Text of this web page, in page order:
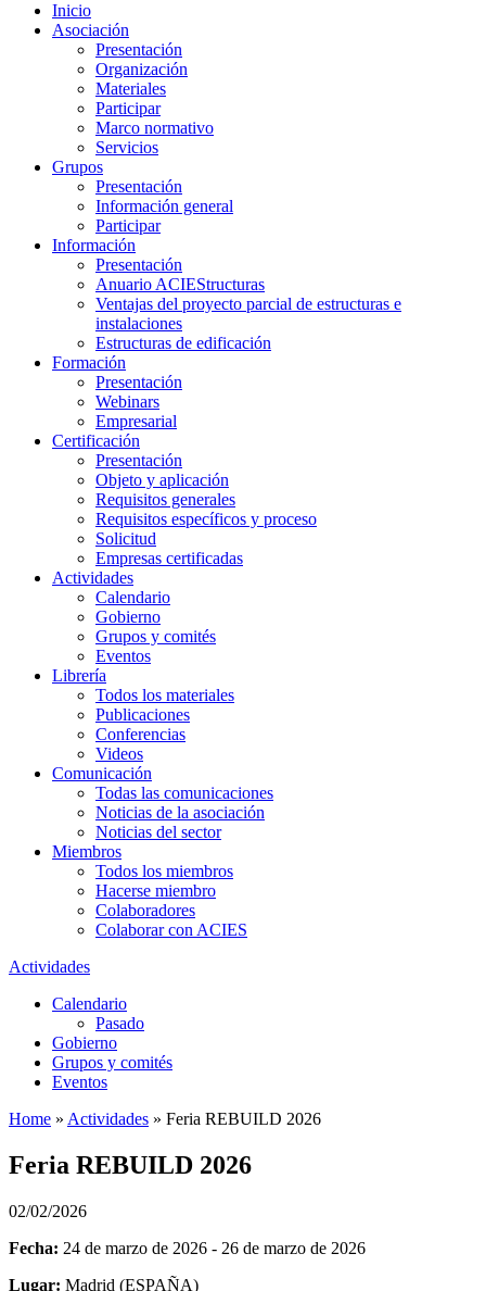
Inicio
Asociación
Presentación
Organización
Materiales
Participar
Marco normativo
Servicios
Grupos
Presentación
Información general
Participar
Información
Presentación
Anuario ACIEStructuras
Ventajas del proyecto parcial de estructuras e
instalaciones
Estructuras de edificación
Formación
Presentación
Webinars
Empresarial
Certificación
Presentación
Objeto y aplicación
Requisitos generales
Requisitos específicos y proceso
Solicitud
Empresas certificadas
Actividades
Calendario
Gobierno
Grupos y comités
Eventos
Librería
Todos los materiales
Publicaciones
Conferencias
Videos
Comunicación
Todas las comunicaciones
Noticias de la asociación
Noticias del sector
Miembros
Todos los miembros
Hacerse miembro
Colaboradores
Colaborar con ACIES
Actividades
Calendario
Pasado
Gobierno
Grupos y comités
Eventos
Home » Actividades » Feria REBUILD 2026
Feria REBUILD 2026
02/02/2026
Fecha: 24 de marzo de 2026 - 26 de marzo de 2026
Lugar: Madrid (ESPAÑA)